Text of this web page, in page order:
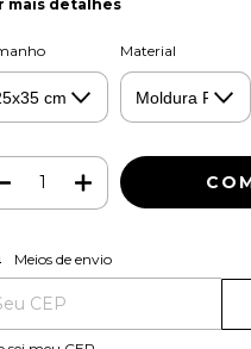
mais detalhes
Material
para o CEP:
Meios de envio